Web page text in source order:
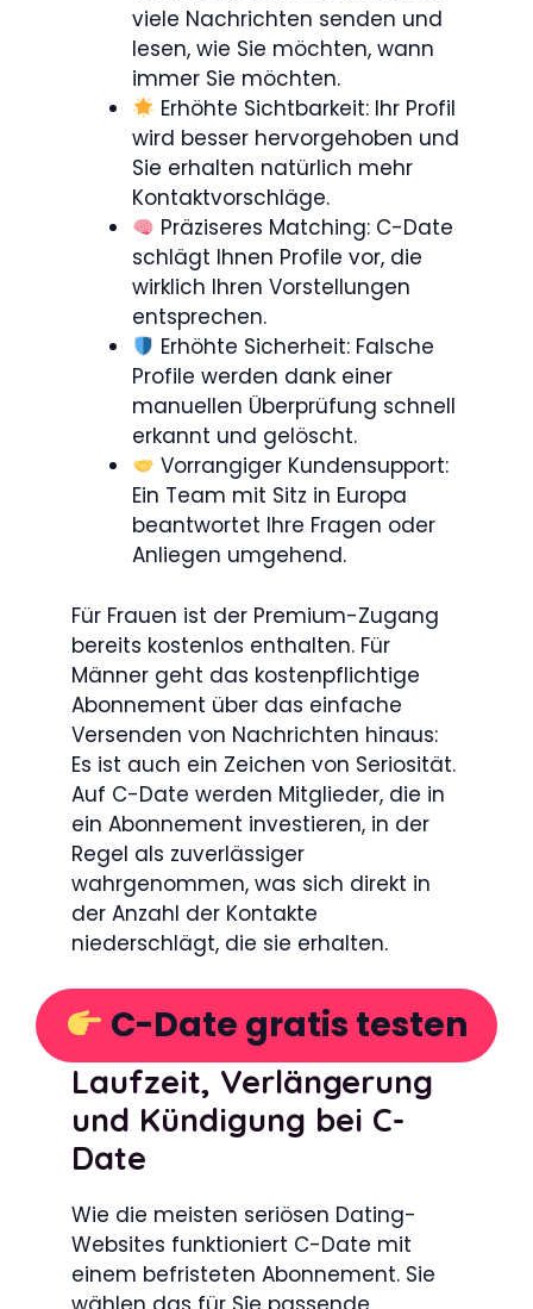
viele Nachrichten senden und
lesen, wie Sie möchten, wann
immer Sie möchten.
Erhöhte Sichtbarkeit: Ihr Profil
wird besser hervorgehoben und
Sie erhalten natürlich mehr
Kontaktvorschläge.
Präziseres Matching: C-Date
schlägt Ihnen Profile vor, die
wirklich Ihren Vorstellungen
entsprechen.
Erhöhte Sicherheit: Falsche
Profile werden dank einer
manuellen Überprüfung schnell
erkannt und gelöscht.
Vorrangiger Kundensupport:
Ein Team mit Sitz in Europa
beantwortet Ihre Fragen oder
Anliegen umgehend.
Für Frauen ist der Premium-Zugang
bereits kostenlos enthalten. Für
Männer geht das kostenpflichtige
Abonnement über das einfache
Versenden von Nachrichten hinaus:
Es ist auch ein Zeichen von Seriosität.
Auf C-Date werden Mitglieder, die in
ein Abonnement investieren, in der
Regel als zuverlässiger
wahrgenommen, was sich direkt in
der Anzahl der Kontakte
niederschlägt, die sie erhalten.
C-Date gratis testen
Laufzeit, Verlängerung
und Kündigung bei C-
Date
Wie die meisten seriösen Dating-
Websites funktioniert C-Date mit
einem befristeten Abonnement. Sie